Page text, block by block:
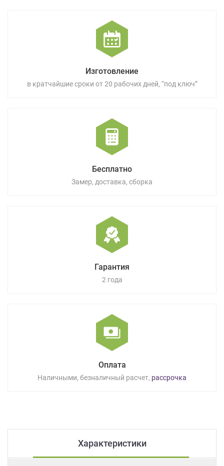
Изготовление
в кратчайшие сроки от 20 рабочих дней, “под ключ”
Бесплатно
Замер, доставка, сборка
Гарантия
2 года
Оплата
Наличными, безналичный расчет, рассрочка
Характеристики